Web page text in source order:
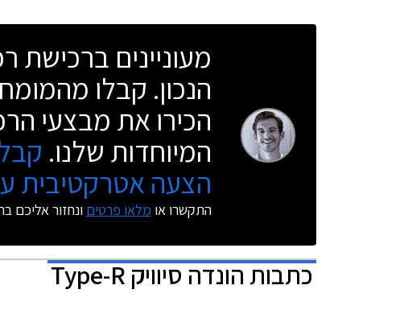
מעוניינים
הנכון. קבלו
הכירו את מבצעי
המיוחדות שלנו.
הצעה אטרקטיבית
התקשרו או מלאו פרטים ונחזור אליכם
כתבותהונדה סיוויק Type-R